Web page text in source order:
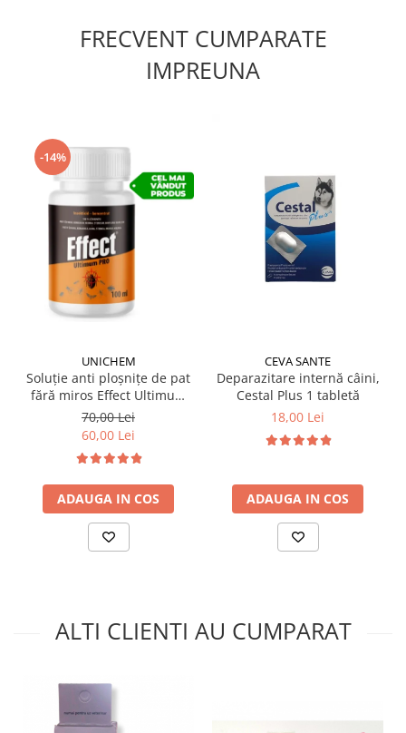
FRECVENT CUMPARATE
IMPREUNA
-14%
UNICHEM
Soluție anti ploșnițe de pat
fără miros Effect Ultimum
PRO 100 ml
70,00 Lei
60,00 Lei
ADAUGA IN COS
CEVA SANTE
Deparazitare internă câini,
Cestal Plus 1 tabletă
18,00 Lei
ADAUGA IN COS
ALTI CLIENTI AU CUMPARAT